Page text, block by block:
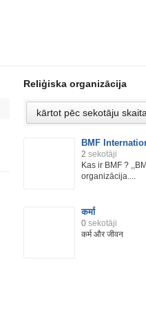
Reliģiska organizācija
BMF
2 sekotāji
Kas ir BMF ?
organizācija....
कर्मा
0 sekotāji
कर्म और जीवन